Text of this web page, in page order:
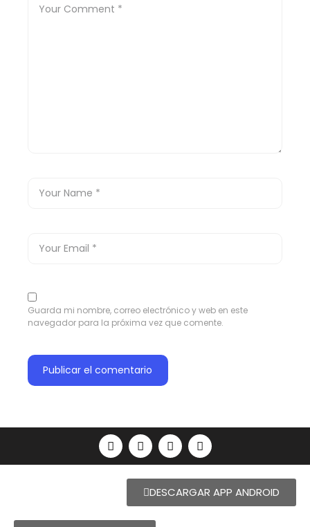
Guarda mi nombre, correo electrónico y web en este
navegador para la próxima vez que comente.
DESCARGAR APP ANDROID